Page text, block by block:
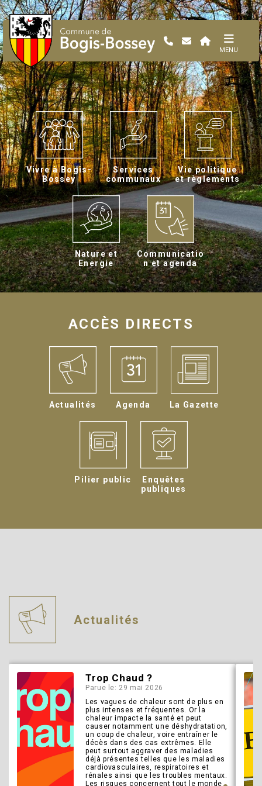
MENU
Vivre à Bogis-
Bossey
Services
communaux
Vie politique
et règlements
Nature et
Energie
Communicatio
n et agenda
ACCÈS DIRECTS
Actualités Agenda La Gazette
Pilier public
Enquêtes
publiques
Actualités
Trop Chaud ?
Parue le: 29 mai 2026
Les vagues de chaleur sont de plus en
plus intenses et fréquentes. Or la
chaleur impacte la santé et peut
causer notamment une déshydratation,
un coup de chaleur, voire entraîner le
décès dans des cas extrêmes. Elle
peut surtout aggraver des maladies
déjà présentes telles que les maladies
cardiovasculaires, respiratoires et
rénales ainsi que les troubles mentaux.
Les risques concernent tout le monde